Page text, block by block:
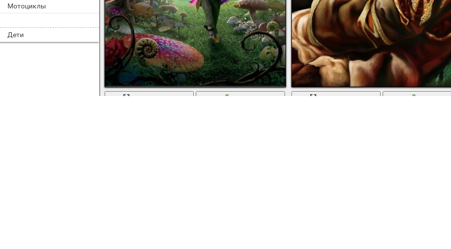
Мотоциклы
Дети